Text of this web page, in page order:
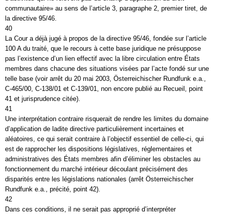
communautaire» au sens de l’article 3, paragraphe 2, premier tiret, de
la directive 95/46.
40
La Cour a déjà jugé à propos de la directive 95/46, fondée sur l’article
100 A du traité, que le recours à cette base juridique ne présuppose
pas l’existence d’un lien effectif avec la libre circulation entre États
membres dans chacune des situations visées par l’acte fondé sur une
telle base (voir arrêt du 20 mai 2003, Österreichischer Rundfunk e.a.,
C-465/00, C-138/01 et C-139/01, non encore publié au Recueil, point
41 et jurisprudence citée).
41
Une interprétation contraire risquerait de rendre les limites du domaine
d’application de ladite directive particulièrement incertaines et
aléatoires, ce qui serait contraire à l’objectif essentiel de celle-ci, qui
est de rapprocher les dispositions législatives, réglementaires et
administratives des États membres afin d’éliminer les obstacles au
fonctionnement du marché intérieur découlant précisément des
disparités entre les législations nationales (arrêt Österreichischer
Rundfunk e.a., précité, point 42).
42
Dans ces conditions, il ne serait pas approprié d’interpréter